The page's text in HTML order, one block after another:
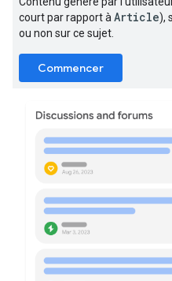
court par rapport à Article),
ou non sur ce sujet.
Commencer